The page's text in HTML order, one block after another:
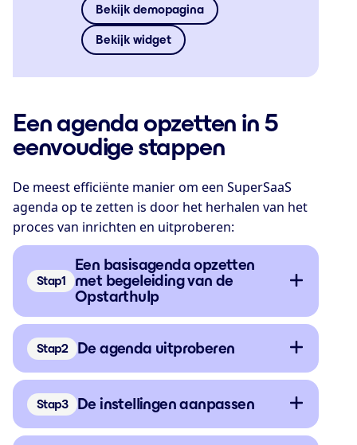
Bekijk demopagina
Bekijk widget
Een agenda opzetten in 5
eenvoudige stappen
De meest efficiënte manier om een SuperSaaS
agenda op te zetten is door het herhalen van het
proces van inrichten en uitproberen:
Stap
Een basisagenda opzetten
met begeleiding van de
Opstarthulp
Stap De agenda uitproberen
Stap De instellingen aanpassen